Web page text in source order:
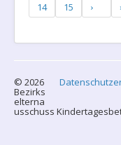
14
15
© 2026
Bezirks
elterna
usschuss